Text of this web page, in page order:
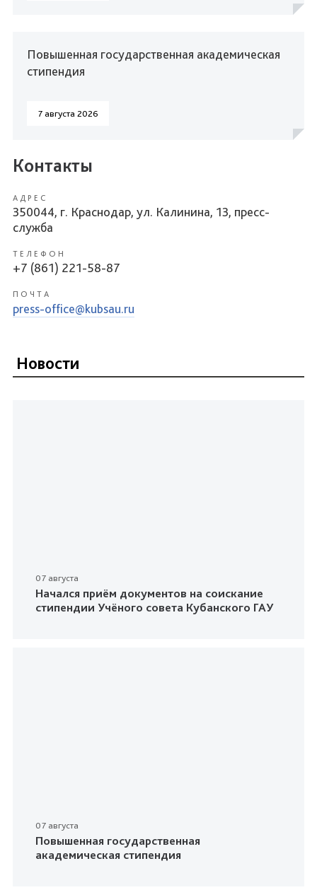
Повышенная государственная академическая
стипендия
7 августа 2026
Контакты
АДРЕС
350044, г. Краснодар, ул. Калинина, 13, пресс-
служба
ТЕЛЕФОН
+7 (861) 221-58-87
ПОЧТА
press-office@kubsau.ru
Новости
07 августа
Начался приём документов на соискание
стипендии Учёного совета Кубанского ГАУ
07 августа
Повышенная государственная
академическая стипендия